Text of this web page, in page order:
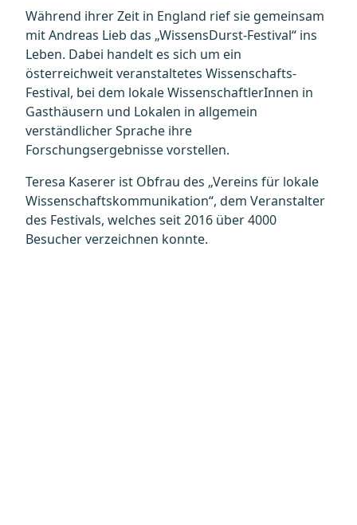
Während ihrer Zeit in England rief sie gemeinsam
mit Andreas Lieb das „WissensDurst-Festival“ ins
Leben. Dabei handelt es sich um ein
österreichweit veranstaltetes Wissenschafts-
Festival, bei dem lokale WissenschaftlerInnen in
Gasthäusern und Lokalen in allgemein
verständlicher Sprache ihre
Forschungsergebnisse vorstellen.
Teresa Kaserer ist Obfrau des „Vereins für lokale
Wissenschaftskommunikation“, dem Veranstalter
des Festivals, welches seit 2016 über 4000
Besucher verzeichnen konnte.